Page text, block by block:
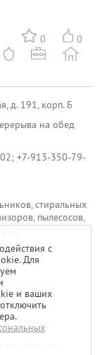
0 0
д. 191, корп. Б
на обед
+7-913-350-79-
стиральных
пылесосов,
Сервис-Гид»
с
Для
и ваших